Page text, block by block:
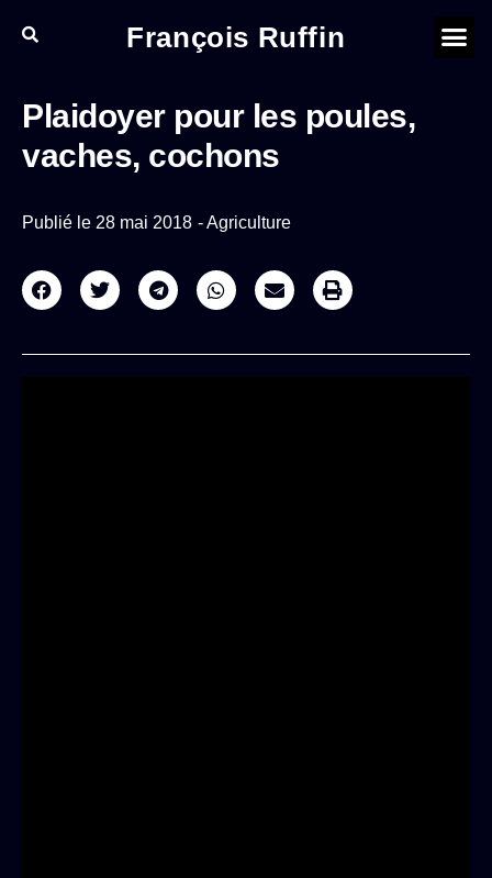
François Ruffin
Plaidoyer pour les poules,
vaches, cochons
Publié le 28 mai 2018 -Agriculture